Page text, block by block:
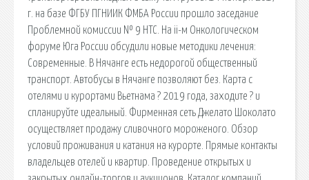
г. на базе ФГБУ ПГНИИК ФМБА России прошло заседание
Проблемной комиссии № 9 НТС. На ii-м Онкологическом
форуме Юга России обсудили новые методики лечения:
Современные. В Нячанге есть недорогой общественный
транспорт. Автобусы в Нячанге позволяют без. Карта с
отелями и курортами Вьетнама ? 2019 года, заходите ? и
спланируйте идеальный. Фирменная сеть Джелато Шоколато
осуществляет продажу сливочного мороженого. Обзор
условий проживания и катания на курорте. Прямые контакты
владельцев отелей и квартир. Проведение открытых и